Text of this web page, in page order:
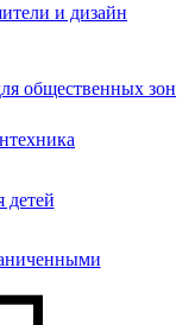
и дизайн
общественных зон
детей